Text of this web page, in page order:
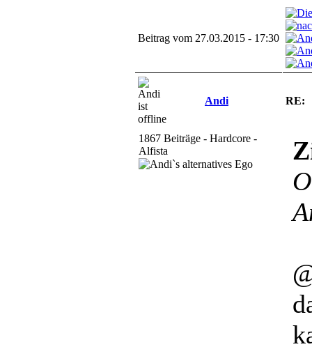
Beitrag vom 27.03.2015 - 17:30
Andi RE:
1867 Beiträge - Hardcore -
Alfista